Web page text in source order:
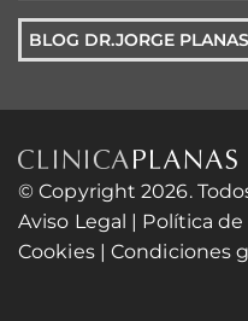
BLOG DR.JORGE PLANAS
© Copyright 2026.
Aviso Legal | Política
Cookies|Condiciones